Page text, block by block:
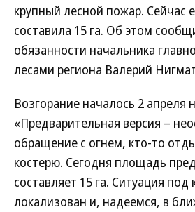
крупный лесной пожар. Сейчас
составила 15 га. Об этом
обязанности начальника
лесами региона Валерий
Возгорание началось 2 апреля
«Предварительная версия –
обращение с огнем, кто-то
костерю. Сегодня площадь
составляет 15 га. Ситуация
локализован и, надеемся, в